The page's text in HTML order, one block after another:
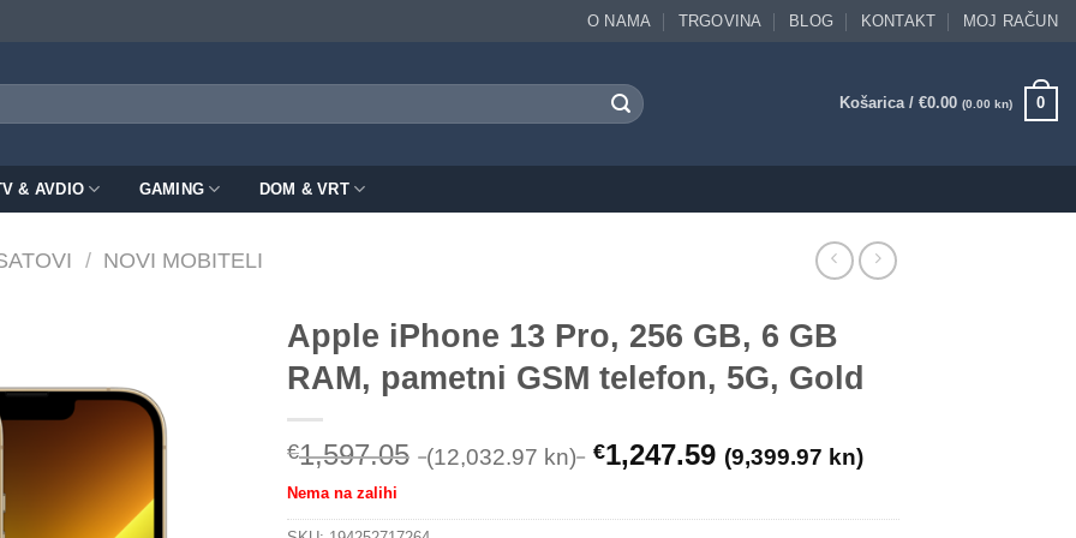
O NAMA TRGOVINA BLOG KONTAKT MOJ RAČUN
Košarica / €0.00 (0.00 kn) 0
& AVDIO GAMING DOM & VRT
/ NOVI MOBITELI
Apple iPhone 13 Pro, 256 GB, 6 GB
RAM, pametni GSM telefon, 5G, Gold
€1,597.05 (12,032.97 kn) €1,247.59 (9,399.97 kn)
Nema na zalihi